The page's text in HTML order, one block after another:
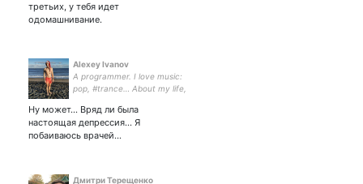
третьих, у тебя идет
одомашнивание.
Alexey Ivanov
A programmer. I love music:
pop, #trance… About my life,
anything on my mind…
St.Petersburg, Russia 🇷🇺 →
Dublin, Ireland 🇮🇪
Ну может… Вряд ли была
настоящая депрессия… Я
побаиваюсь врачей…
Дмитри Терещенко